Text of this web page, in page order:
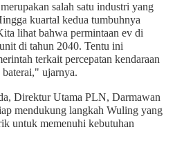
salah satu industri yang
kuartal kedua tumbuhnya
lihat bahwa permintaan ev di
di tahun 2040. Tentu ini
terkait percepatan kendaraan
ujarnya.
Direktur Utama PLN, Darmawan
mendukung langkah Wuling yang
untuk memenuhi kebutuhan